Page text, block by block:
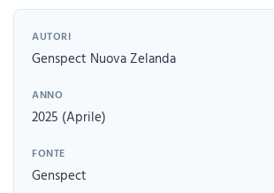
AUTORI
Genspect Nuova Zelanda
ANNO
2025 (Aprile)
FONTE
Genspect